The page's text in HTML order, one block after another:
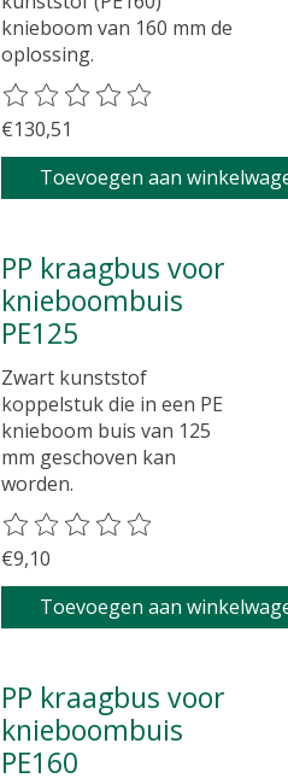
knieboom van 160 mm de
oplossing.
De beoordeling van dit
€130,51
Toevoegen aan
PP kraagbus voor
knieboombuis
PE125
Zwart kunststof
koppelstuk die in een PE
knieboom buis van 125
mm geschoven kan
worden.
De beoordeling van dit
€9,10
Toevoegen aan
PP kraagbus voor
knieboombuis
PE160